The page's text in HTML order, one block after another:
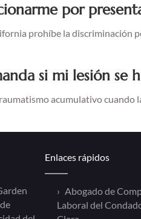
por
prohíbe la discriminación
si mi lesión se
acumulativo
Enlaces rápidos
Abogado de
Laboral del